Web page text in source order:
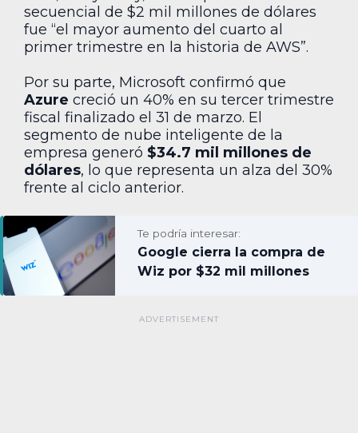
secuencial de $2 mil millones de dólares
fue “el mayor aumento del cuarto al
primer trimestre en la historia de AWS”.
Por su parte, Microsoft confirmó que
Azure creció un 40% en su tercer trimestre
fiscal finalizado el 31 de marzo. El
segmento de nube inteligente de la
empresa generó $34.7 mil millones de
dólares, lo que representa un alza del 30%
frente al ciclo anterior.
Te podría interesar:
Google cierra la compra de
Wiz por $32 mil millones